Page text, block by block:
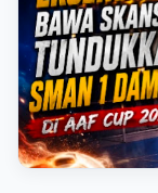
Kombinasi
Bawa Tim
II
📅 7 Agustus 2026